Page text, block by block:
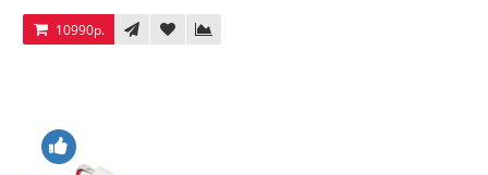
10990р.